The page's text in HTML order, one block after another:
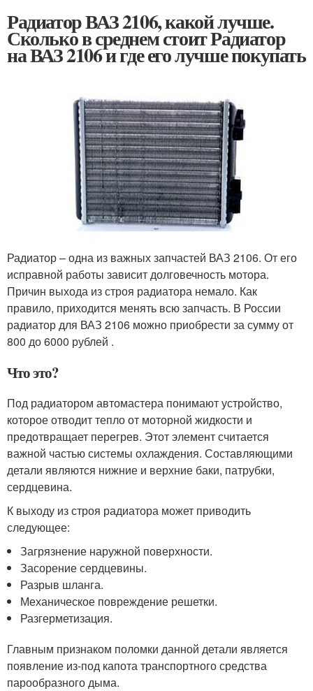
Радиатор ВАЗ 2106, какой лучше.
Сколько в среднем стоит Радиатор
на ВАЗ 2106 и где его лучше покупать
Радиатор – одна из важных запчастей ВАЗ 2106. От его
исправной работы зависит долговечность мотора.
Причин выхода из строя радиатора немало. Как
правило, приходится менять всю запчасть. В России
радиатор для ВАЗ 2106 можно приобрести за сумму от
800 до 6000 рублей .
Что это?
Под радиатором автомастера понимают устройство,
которое отводит тепло от моторной жидкости и
предотвращает перегрев. Этот элемент считается
важной частью системы охлаждения. Составляющими
детали являются нижние и верхние баки, патрубки,
сердцевина.
К выходу из строя радиатора может приводить
следующее:
Загрязнение наружной поверхности.
Засорение сердцевины.
Разрыв шланга.
Механическое повреждение решетки.
Разгерметизация.
Главным признаком поломки данной детали является
появление из-под капота транспортного средства
парообразного дыма.